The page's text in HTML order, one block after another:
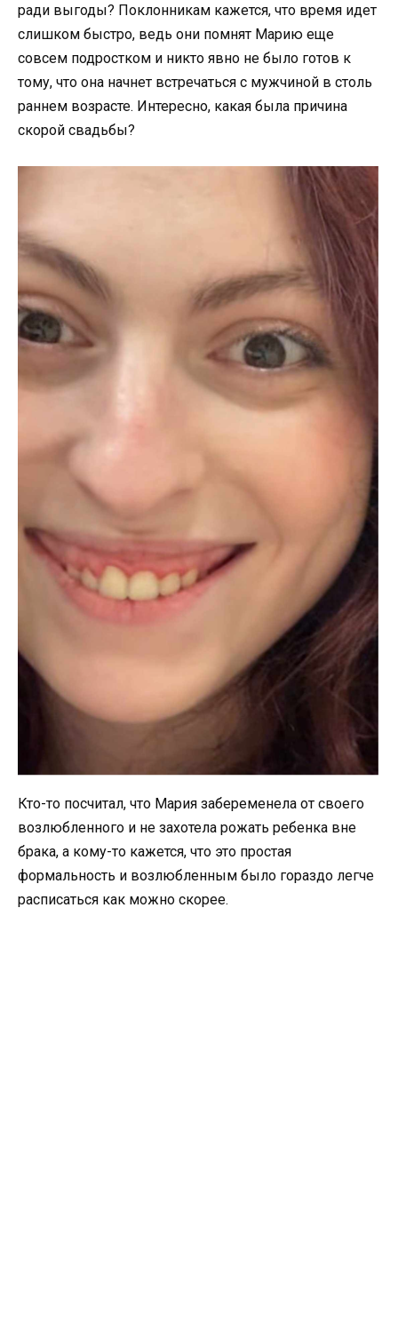
ради выгоды? Поклонникам кажется, что время идет
слишком быстро, ведь они помнят Марию еще
совсем подростком и никто явно не было готов к
тому, что она начнет встречаться с мужчиной в столь
раннем возрасте. Интересно, какая была причина
скорой свадьбы?
Кто-то посчитал, что Мария забеременела от своего
возлюбленного и не захотела рожать ребенка вне
брака, а кому-то кажется, что это простая
формальность и возлюбленным было гораздо легче
расписаться как можно скорее.